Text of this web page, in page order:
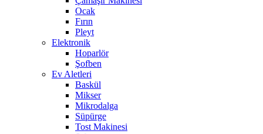
Ocak
Fırın
Pleyt
Elektronik
Hoparlör
Şofben
Ev Aletleri
Baskül
Mikser
Mikrodalga
Süpürge
Tost Makinesi